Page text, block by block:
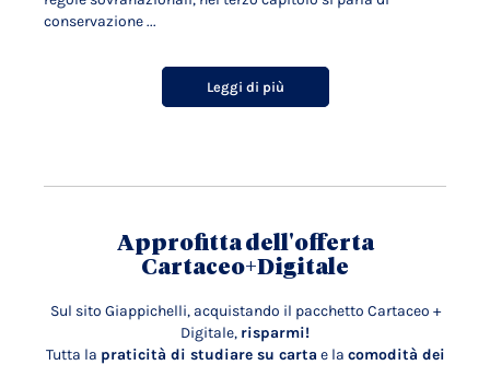
conservazione ...
Leggi di più
Approfitta dell'offerta
Cartaceo+Digitale
Sul sito Giappichelli, acquistando il pacchetto Cartaceo +
Digitale, risparmi!
Tutta la praticità di studiare su carta e la comodità dei